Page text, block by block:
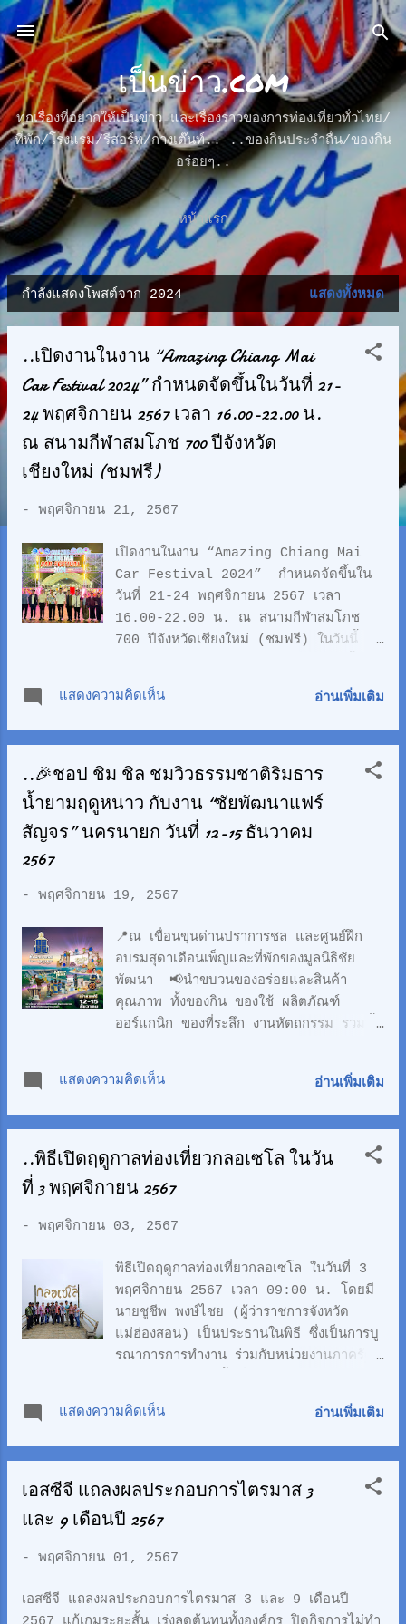
ข้ามไปที่เนื้อหาหลัก
เป็นข่าว.com
ทุกเรื่องที่อยากให้เป็นข่าว และเรื่องราวของการท่องเที่ยวทั่วไทย/
ที่พัก/โรงแรม/รีสอร์ท/กางเต๊นท์.. ..ของกินประจำถื่น/ของกิน
อร่อยๆ..
หน้าแรก
บ
กำลังแสดงโพสต์จาก 2024 แสดงทั้งหมด
..เปิดงานในงาน “Amazing Chiang Mai
Car Festival 2024” กำหนดจัดขึ้นในวันที่ 21-
24 พฤศจิกายน 2567 เวลา 16.00-22.00 น.
ณ สนามกีฬาสมโภช 700 ปีจังหวัด
เชียงใหม่ (ชมฟรี)
- พฤศจิกายน 21, 2567
เปิดงานในงาน “Amazing Chiang Mai
Car Festival 2024” กำหนดจัดขึ้นใน
วันที่ 21-24 พฤศจิกายน 2567 เวลา
16.00-22.00 น. ณ สนามกีฬาสมโภช
700 ปีจังหวัดเชียงใหม่ (ชมฟรี) ในวันนี้
สุทธิธรรม ผู้ช่วยรัฐมนตรีประจำกระทรวงการ
ท่องเที่ยวและกีฬา ร่วมกับนายวีรพงศ์ ฤทธิ์
รอด รองผู้ว่าราชการจังหวัดเชียงใหม่ และ
นายสมชาย ชมภูน้อย ผู้อำนวยการภูมิภาค
ภาคเหนือ การท่องเที่ยวแห่งประเทศไทย
ดร.ก้องศักดิ์ ยอดมณี ผู้ว่าการการกีฬาแห่ง
ปรเทศไทย และ นางวิภาวัลย์ วรพุฒิพงค์
รองนายกองค์การบริหารส่วนจังหวัดเชียงใหม่
2024” กำหนดจัดขึ้นในวันที่ 21-24
ณ สนามกีฬาสมโภช 700 ปีจังหวัดเชียงใหม่
การจัดกิจกรรมดังกล่าว #แอ่วเหนือหน้า
หนาวwinterFestval ททท. มุ่งผลักดันให้
ประเทศไทยเป็นศูนย์กลางการท่องเที่ยว
(Tourism Hub) ภายใต้นโยบาย IGNITE
การเป็น Word Class Event Hub ในการ
เ...
แสดงความคิดเห็น อ่านเพิ่มเติม
..🎉ชอป ชิม ชิล ชมวิวธรรมชาติริมธาร
น้ำยามฤดูหนาว กับงาน “ชัยพัฒนาแฟร์
สัญจร” นครนายก วันที่ 12-15 ธันวาคม
2567
- พฤศจิกายน 19, 2567
📍ณ เขื่อนขุนด่านปราการชล และศูนย์ฝึก
อบรมสุดาเดือนเพ็ญและที่พักของมูลนิธิชัย
พัฒนา 📢นำขบวนของอร่อยและสินค้า
คุณภาพ ทั้งของกิน ของใช้ ผลิตภัณฑ์
ออร์แกนิก ของที่ระลึก งานหัตถกรรม รวมทั้ง
170 ร้าน มารวมไว้ในที่เดียว พร้อมเรื่องราว
เบื้องหลังผลิตผลจากการพัฒนา ได้แก่
🔵โครงการของมูลนิธิชัยพัฒนา รวมทั้งร้าน
ภัทรพัฒน์ ร้านจันกะผัก และโครงการทหาร
พันธุ์ดี 🔴ศูนย์ศึกษาการพัฒนาอันเนื่องมาจาก
มาจากพระราชดำริ สำนักงาน กปร 🟠สินค้า
และบริการจากบริษัทพันธมิตร และศิษย์เก่า
(นพย.) 🟢ร้านอาหารดังและผลิตภัณฑ์
OTOP ของจังหวัดนครนายก 🎉กิจกรรม
บันเทิงและความรู้ 🟣กลุ่มสามน้า (โย่ง พวง
นงค์) และศิลปินจากรายการ “เพลงเอก”
🔴ดนตรีในสวนโดยวงดนตรีกรมประชาสัมพันธ์
/ วงปี่สก็อตวชิราวุธวิทยาลัย / วงออร์เคสต
โรงเรียนจิตรลดาวิชาชีพ 🟡การแสดงโขน 🟢
นอร์เบิร์ต คอสต์เนอร์, เชฟพล ตัณฑเสถียร,
เชฟไก่ ธนัญญา...
แสดงความคิดเห็น อ่านเพิ่มเติม
..พิธีเปิดฤดูกาลท่องเที่ยวกลอเซโล ในวัน
ที่ 3 พฤศจิกายน 2567
- พฤศจิกายน 03, 2567
พิธีเปิดฤดูกาลท่องเที่ยวกลอเซโล ในวันที่ 3
พฤศจิกายน 2567 เวลา 09:00 น. โดยมี
นายชูชีพ พงษ์ไชย (ผู้ว่าราชการจังหวัด
แม่ฮ่องสอน) เป็นประธานในพิธี ซึ่งเป็นการบู
รณาการการทำงาน ร่วมกับหน่วยงานภาครัฐ
อาทิเช่น องค์การบริหารส่วนตำบลแม่สามแลบ
สำนักท่องเที่ยวและกีฬาจังหวัดแม่ฮ่องสอน
ตำรวจท่องเที่ยวจังหวัดแม่ฮ่องสอน สมาคม
ธุรกิจท่องเที่ยวจังหวัดแม่ฮ่องสอน และ มูลนิธิ
ซี.ซี.เอฟ. เพื่อเด็กและเยาวชน ในพระ
ราชูปถัมภ์สมเด็จพระเทพรัตนราชสุดาฯ สยาม
บรมราชกุมารี ..
แสดงความคิดเห็น อ่านเพิ่มเติม
เอสซีจี แถลงผลประกอบการไตรมาส 3
และ 9 เดือนปี 2567
- พฤศจิกายน 01, 2567
เอสซีจี แถลงผลประกอบการไตรมาส 3 และ 9 เดือนปี